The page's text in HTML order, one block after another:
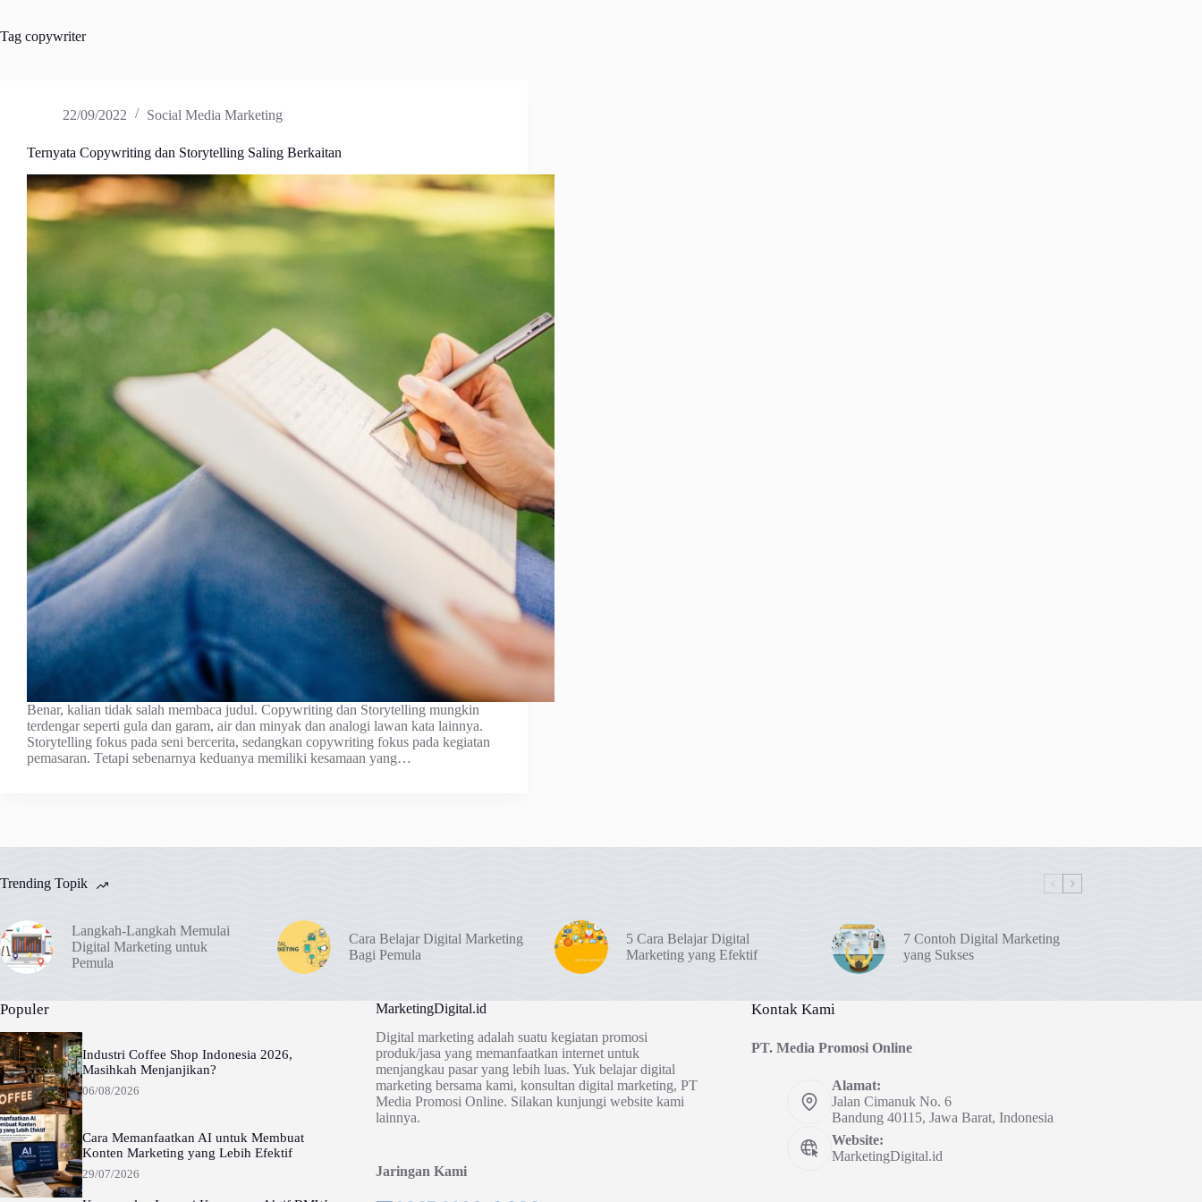
Tag copywriter
22/09/2022 Social Media Marketing
Ternyata Copywriting dan Storytelling Saling Berkaitan
Benar, kalian tidak salah membaca judul. Copywriting dan Storytelling mungkin
terdengar seperti gula dan garam, air dan minyak dan analogi lawan kata lainnya.
Storytelling fokus pada seni bercerita, sedangkan copywriting fokus pada kegiatan
pemasaran. Tetapi sebenarnya keduanya memiliki kesamaan yang…
Trending Topik
Langkah-Langkah Memulai
Digital Marketing untuk
Pemula
Cara Belajar Digital Marketing
Bagi Pemula
5 Cara Belajar Digital
Marketing yang Efektif
7 Contoh Digital Marketing
yang Sukses
Populer
Industri Coffee Shop Indonesia 2026,
Masihkah Menjanjikan?
06/08/2026
Cara Memanfaatkan AI untuk Membuat
Konten Marketing yang Lebih Efektif
29/07/2026
MarketingDigital.id
Digital marketing adalah suatu kegiatan promosi
produk/jasa yang memanfaatkan internet untuk
menjangkau pasar yang lebih luas. Yuk belajar digital
marketing bersama kami, konsultan digital marketing, PT
Media Promosi Online. Silakan kunjungi website kami
lainnya.
Jaringan Kami
Kontak Kami
PT. Media Promosi Online
Alamat:
Jalan Cimanuk No. 6
Bandung 40115, Jawa Barat, Indonesia
Website:
MarketingDigital.id